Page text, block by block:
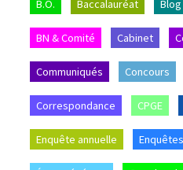
B.O. Baccalauréat Blog
BN & Comité Cabinet
Communiqués Concours
Correspondance CPGE
Enquête annuelle Enquêtes